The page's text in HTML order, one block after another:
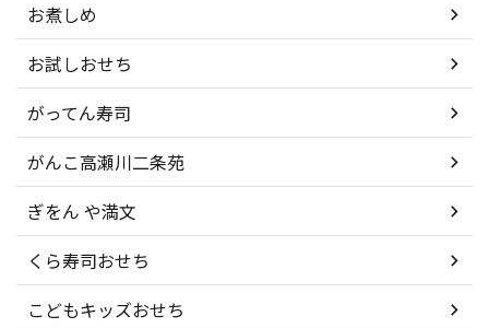
お煮しめ
お試しおせち
がってん寿司
がんこ高瀬川二条苑
ぎをん や満文
くら寿司おせち
こどもキッズおせち